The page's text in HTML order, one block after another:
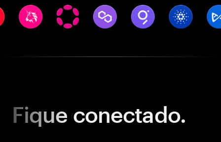
Fique conectado.